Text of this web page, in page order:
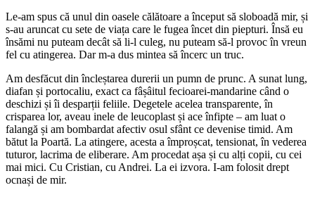
Le-am spus că unul din oasele călătoare a început să sloboadă mir, și
s-au aruncat cu sete de viața care le fugea încet din piepturi. Însă eu
însămi nu puteam decât să li-l culeg, nu puteam să-l provoc în vreun
fel cu atingerea. Dar m-a dus mintea să încerc un truc.
Am desfăcut din încleștarea durerii un pumn de prunc. A sunat lung,
diafan și portocaliu, exact ca fâșâitul fecioarei-mandarine când o
deschizi și îi desparții feliile. Degetele acelea transparente, în
crisparea lor, aveau inele de leucoplast și ace înfipte ‒ am luat o
falangă și am bombardat afectiv osul sfânt ce devenise timid. Am
bătut la Poartă. La atingere, acesta a împroșcat, tensionat, în vederea
tuturor, lacrima de eliberare. Am procedat așa și cu alți copii, cu cei
mai mici. Cu Cristian, cu Andrei. La ei izvora. I-am folosit drept
ocnași de mir.